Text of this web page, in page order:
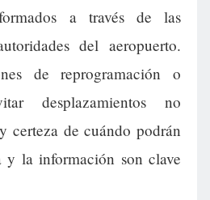
a través de las
del aeropuerto.
de reprogramación o
desplazamientos no
certeza de cuándo podrán
y la información son clave